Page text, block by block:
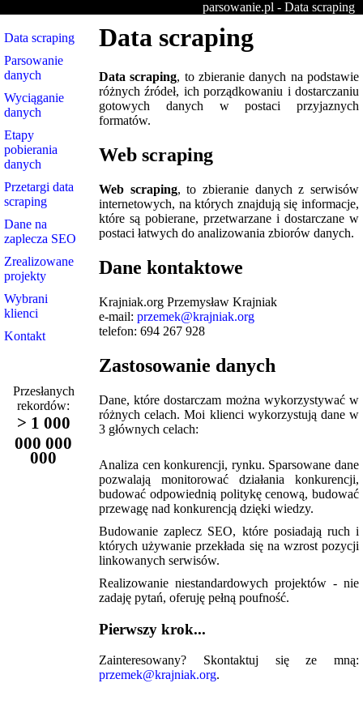
parsowanie.pl - Data scraping
Data scraping
Data scraping, to zbieranie danych na podstawie
różnych źródeł, ich porządkowaniu i dostarczaniu
gotowych danych w postaci przyjaznych
formatów.
Web scraping
Web scraping, to zbieranie danych z serwisów
internetowych, na których znajdują się informacje,
które są pobierane, przetwarzane i dostarczane w
postaci łatwych do analizowania zbiorów danych.
Dane kontaktowe
Krajniak.org Przemysław Krajniak
e-mail: przemek@krajniak.org
telefon: 694 267 928
Zastosowanie danych
Dane, które dostarczam można wykorzystywać w
różnych celach. Moi klienci wykorzystują dane w
3 głównych celach:
Analiza cen konkurencji, rynku. Sparsowane dane
pozwalają monitorować działania konkurencji,
budować odpowiednią politykę cenową, budować
przewagę nad konkurencją dzięki wiedzy.
Budowanie zaplecz SEO, które posiadają ruch i
których używanie przekłada się na wzrost pozycji
linkowanych serwisów.
Realizowanie niestandardowych projektów - nie
zadaję pytań, oferuję pełną poufność.
Pierwszy krok...
Zainteresowany? Skontaktuj się ze mną:
przemek@krajniak.org.
Data scraping
Parsowanie
danych
Wyciąganie
danych
Etapy
pobierania
danych
Przetargi data
scraping
Dane na
zaplecza SEO
Zrealizowane
projekty
Wybrani
klienci
Kontakt
Przesłanych
rekordów:
> 1 000
000 000
000